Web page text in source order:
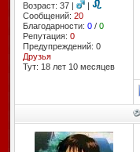
Возраст: 37 |
|
Сообщений: 20
Благодарности: 0/ 0
Репутация: 0
Предупреждений: 0
Друзья
Тут: 18 лет 10 месяцев